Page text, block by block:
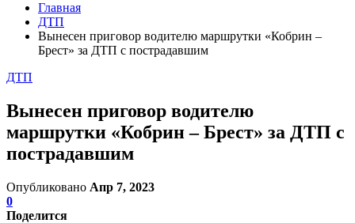
Главная
ДТП
Вынесен приговор водителю маршрутки «Кобрин –
Брест» за ДТП с пострадавшим
ДТП
Вынесен приговор водителю
маршрутки «Кобрин – Брест» за ДТП с
пострадавшим
Опубликовано Апр 7, 2023
0
Поделится